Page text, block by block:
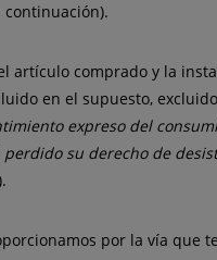
continuación).
artículo comprado y la
en el supuesto,
expreso del
su derecho de
por la vía